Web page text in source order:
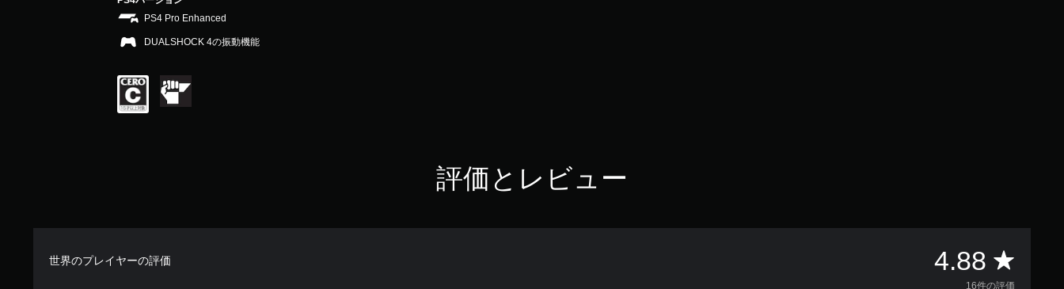
8
で
PS4 Pro Enhanced
DUALSHOCK 4の振動機能
評価とレビュー
世界のプレイヤーの評価 4.88 評
16件の評価